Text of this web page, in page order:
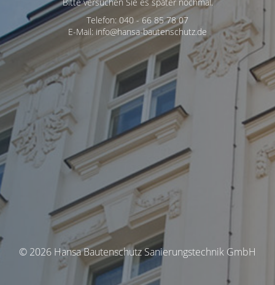
Telefon: 040 - 66 85 78 07
E-Mail: info@hansa-bautenschutz.de
© 2026 Hansa Bautenschutz Sanierungstechnik GmbH